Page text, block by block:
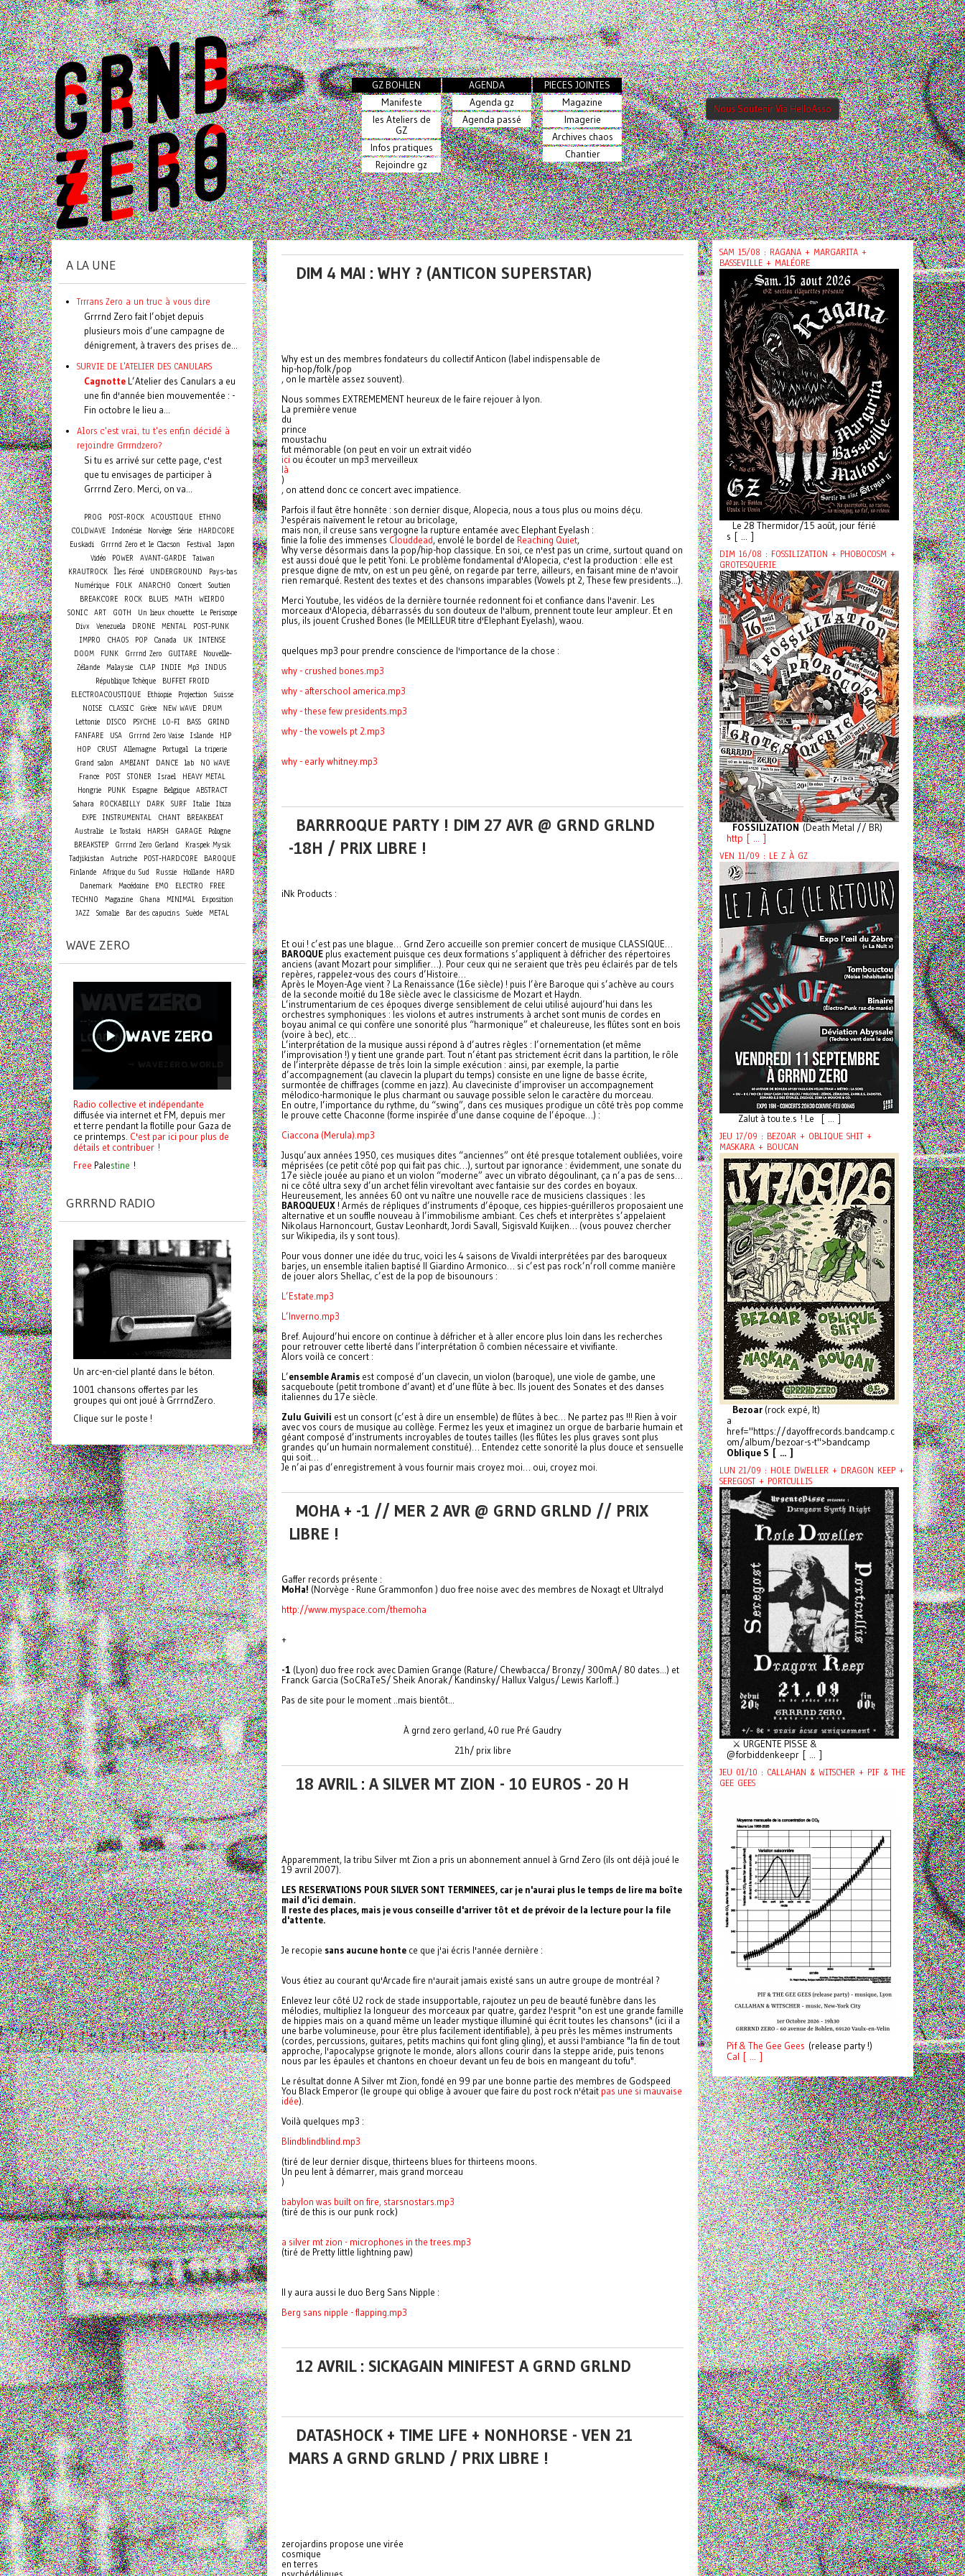
GZ BOHLEN
Manifeste
les Ateliers de
GZ
Infos pratiques
Rejoindre gz
AGENDA
Agenda gz
Agenda passé
PIECES JOINTES
Magazine
Imagerie
Archives chaos
Chantier
Nous Soutenir Via HelloAsso
DIM 4 MAI : WHY ? (ANTICON SUPERSTAR)
Why est un des membres fondateurs du collectif Anticon (label indispensable de
hip-hop/folk/pop
, on le martèle assez souvent).
Nous sommes EXTREMEMENT heureux de le faire rejouer à lyon.
La première venue
du
prince
moustachu
fut mémorable (on peut en voir un extrait vidéo
ici ou écouter un mp3 merveilleux
là
)
, on attend donc ce concert avec impatience.
Parfois il faut être honnête : son dernier disque, Alopecia, nous a tous plus ou moins déçu.
J'espérais naïvement le retour au bricolage,
mais non, il creuse sans vergogne la rupture entamée avec Elephant Eyelash :
finie la folie des immenses Clouddead, envolé le bordel de Reaching Quiet,
Why verse désormais dans la pop/hip-hop classique. En soi, ce n'est pas un crime, surtout quand on
est aussi doué que le petit Yoni. Le problème fondamental d'Alopecia, c'est la production : elle est
presque digne de mtv, on est un peu gêné, on regarde par terre, ailleurs, en faisant mine de n'avoir
rien remarqué. Restent des textes et des chansons imparables (Vowels pt 2, These few presidents...).
Merci Youtube, les vidéos de la dernière tournée redonnent foi et confiance dans l'avenir. Les
morceaux d'Alopecia, débarrassés du son douteux de l'album, prennent toute leur ampleur. Et en
plus, ils jouent Crushed Bones (le MEILLEUR titre d'Elephant Eyelash), waou.
quelques mp3 pour prendre conscience de l'importance de la chose :
why - crushed bones.mp3
why - afterschool america.mp3
why - these few presidents.mp3
why - the vowels pt 2.mp3
why - early whitney.mp3
BARRROQUE PARTY ! DIM 27 AVR @ GRND GRLND
-18H / PRIX LIBRE !
iNk Products :
Et oui ! c’est pas une blague… Grnd Zero accueille son premier concert de musique CLASSIQUE…
BAROQUE plus exactement puisque ces deux formations s’appliquent à défricher des répertoires
anciens (avant Mozart pour simplifier…). Pour ceux qui ne seraient que très peu éclairés par de tels
repères, rappelez-vous des cours d’Histoire…
Après le Moyen-Age vient ? La Renaissance (16e siècle) ! puis l’ère Baroque qui s’achève au cours
de la seconde moitié du 18e siècle avec le classicisme de Mozart et Haydn.
L’instrumentarium de ces époques diverge sensiblement de celui utilisé aujourd’hui dans les
orchestres symphoniques : les violons et autres instruments à archet sont munis de cordes en
boyau animal ce qui confère une sonorité plus “harmonique” et chaleureuse, les flûtes sont en bois
(voire à bec), etc…
L’interprétation de la musique aussi répond à d’autres règles : l’ornementation (et même
l’improvisation !) y tient une grande part. Tout n’étant pas strictement écrit dans la partition, le rôle
de l’interprète dépasse de très loin la simple exécution : ainsi, par exemple, la partie
d’accompagnement (au clavecin la plupart du temps) consiste en une ligne de basse écrite,
surmontée de chiffrages (comme en jazz). Au claveciniste d’improviser un accompagnement
mélodico-harmonique le plus charmant ou sauvage possible selon le caractère du morceau.
En outre, l’importance du rythme, du “swing”, dans ces musiques prodigue un côté très pop comme
le prouve cette Chaconne (forme inspirée d’une danse coquine de l’époque…) :
Ciaccona (Merula).mp3
Jusqu’aux années 1950, ces musiques dites “anciennes” ont été presque totalement oubliées, voire
méprisées (ce petit côté pop qui fait pas chic…), surtout par ignorance : évidemment, une sonate du
17e siècle jouée au piano et un violon “moderne” avec un vibrato dégoulinant, ça n’a pas de sens…
ni ce côté ultra sexy d’un archet félin virevoltant avec fantaisie sur des cordes en boyaux.
Heureusement, les années 60 ont vu naître une nouvelle race de musiciens classiques : les
BAROQUEUX ! Armés de répliques d’instruments d’époque, ces hippies-guérilleros proposaient une
alternative et un souffle nouveau à l’immobilisme ambiant. Ces chefs et interprètes s’appelaient
Nikolaus Harnoncourt, Gustav Leonhardt, Jordi Savall, Sigisvald Kuijken… (vous pouvez chercher
sur Wikipedia, ils y sont tous).
Pour vous donner une idée du truc, voici les 4 saisons de Vivaldi interprétées par des baroqueux
barjes, un ensemble italien baptisé Il Giardino Armonico… si c’est pas rock’n’roll comme manière
de jouer alors Shellac, c’est de la pop de bisounours :
L’Estate.mp3
L’Inverno.mp3
Bref. Aujourd’hui encore on continue à défricher et à aller encore plus loin dans les recherches
pour retrouver cette liberté dans l’interprétation ô combien nécessaire et vivifiante.
Alors voilà ce concert :
L’ensemble Aramis est composé d’un clavecin, un violon (baroque), une viole de gambe, une
sacqueboute (petit trombone d’avant) et d’une flûte à bec. Ils jouent des Sonates et des danses
italiennes du 17e siècle.
Zulu Guivili est un consort (c’est à dire un ensemble) de flûtes à bec… Ne partez pas !!! Rien à voir
avec vos cours de musique au collège. Fermez les yeux et imaginez un orgue de barbarie humain et
géant composé d’instruments incroyables de toutes tailles (les flûtes les plus graves sont plus
grandes qu’un humain normalement constitué)… Entendez cette sonorité la plus douce et sensuelle
qui soit…
Je n’ai pas d’enregistrement à vous fournir mais croyez moi… oui, croyez moi.
MOHA + -1 // MER 2 AVR @ GRND GRLND // PRIX
LIBRE !
Gaffer records présente :
MoHa! (Norvège - Rune Grammonfon ) duo free noise avec des membres de Noxagt et Ultralyd
http://www.myspace.com/themoha
+
-1 (Lyon) duo free rock avec Damien Grange (Rature/ Chewbacca/ Bronzy/ 300mA/ 80 dates...) et
Franck Garcia (SoCRaTeS/ Sheik Anorak/ Kandinsky/ Hallux Valgus/ Lewis Karloff..)
Pas de site pour le moment ..mais bientôt...
À grnd zero gerland, 40 rue Pré Gaudry
21h/ prix libre
18 AVRIL : A SILVER MT ZION - 10 EUROS - 20 H
Apparemment, la tribu Silver mt Zion a pris un abonnement annuel à Grnd Zero (ils ont déjà joué le
19 avril 2007).
LES RESERVATIONS POUR SILVER SONT TERMINEES, car je n'aurai plus le temps de lire ma boîte
mail d'ici demain.
Il reste des places, mais je vous conseille d'arriver tôt et de prévoir de la lecture pour la file
d'attente.
Je recopie sans aucune honte ce que j'ai écris l'année dernière :
Vous étiez au courant qu'Arcade fire n'aurait jamais existé sans un autre groupe de montréal ?
Enlevez leur côté U2 rock de stade insupportable, rajoutez un peu de beauté funèbre dans les
mélodies, multipliez la longueur des morceaux par quatre, gardez l'esprit "on est une grande famille
de hippies mais on a quand même un leader mystique illuminé qui écrit toutes les chansons" (ici il a
une barbe volumineuse, pour être plus facilement identifiable), à peu près les mêmes instruments
(cordes, percussions, guitares, petits machins qui font gling gling), et aussi l'ambiance "la fin de tout
approche, l'apocalypse grignote le monde, alors allons courir dans la steppe aride, puis tenons
nous par les épaules et chantons en choeur devant un feu de bois en mangeant du tofu".
Le résultat donne A Silver mt Zion, fondé en 99 par une bonne partie des membres de Godspeed
You Black Emperor (le groupe qui oblige à avouer que faire du post rock n'était pas une si mauvaise
idée).
Voilà quelques mp3 :
Blindblindblind.mp3
(tiré de leur dernier disque, thirteens blues for thirteens moons.
Un peu lent à démarrer, mais grand morceau
)
babylon was built on fire, starsnostars.mp3
(tiré de this is our punk rock)
a silver mt zion - microphones in the trees.mp3
(tiré de Pretty little lightning paw)
Il y aura aussi le duo Berg Sans Nipple :
Berg sans nipple - flapping.mp3
12 AVRIL : SICKAGAIN MINIFEST A GRND GRLND
DATASHOCK + TIME LIFE + NONHORSE - VEN 21
MARS A GRND GRLND / PRIX LIBRE !
zerojardins propose une virée
cosmique
en terres
A LA UNE
Trrrans Zero a un truc à vous dire
Grrrnd Zero fait l’objet depuis
plusieurs mois d’une campagne de
dénigrement, à travers des prises de...
SURVIE DE L'ATELIER DES CANULARS
Cagnotte L’Atelier des Canulars a eu
une fin d'année bien mouvementée : -
Fin octobre le lieu a...
Alors c'est vrai, tu t'es enfin décidé à
rejoindre Grrrndzero?
Si tu es arrivé sur cette page, c'est
que tu envisages de participer à
Grrrnd Zero. Merci, on va...
PROG POST-ROCK ACOUSTIQUE
ETHNO
COLDWAVE
Indonésie Norvège Série
HARDCORE
Euskadi
Grrrnd Zero et le Clacson Festival Japon
Vidéo
POWER AVANT-GARDE
Taiwan
KRAUTROCK
Îles Féroé UNDERGROUND
Pays-bas
Numérique
FOLK ANARCHO Concert
Soutien
BREAKCORE
ROCK BLUES MATH
WEIRDO
SONIC ART GOTH Un lieux chouette
Le Periscope
Divx
Venezuela DRONE MENTAL
POST-PUNK
IMPRO
CHAOS POP Canada UK
INTENSE
DOOM
FUNK Grrrnd Zero GUITARE
Nouvelle-
Zélande Malaysie CLAP INDIE Mp3 INDUS
République Tchèque
BUFFET FROID
ELECTROACOUSTIQUE
Ethiopie Projection
Suisse
NOISE
CLASSIC Grèce NEW WAVE
DRUM
Lettonie
DISCO PSYCHE LO-FI BASS
GRIND
FANFARE
USA Grrrnd Zero Vaise Islande
HIP
HOP
CRUST Allemagne Portugal
La triperie
Grand salon
AMBIANT DANCE lab
NO WAVE
France
POST STONER Israel
HEAVY METAL
Hongrie
PUNK Espagne Belgique
ABSTRACT
Sahara
ROCKABILLY DARK SURF Italie Ibiza
EXPE
INSTRUMENTAL CHANT
BREAKBEAT
Australie
Le Tostaki HARSH GARAGE
Pologne
BREAKSTEP
Grrrnd Zero Gerland
Kraspek Mysik
Tadjikistan
Autriche POST-HARDCORE
BAROQUE
Finlande Afrique du Sud Russie Hollande
HARD
Danemark Macédoine EMO ELECTRO
FREE
TECHNO
Magazine Ghana MINIMAL
Exposition
JAZZ Somalie Bar des capucins Suède METAL
WAVE ZERO
Radio collective et indépendante
diffusée via internet et FM, depuis mer
et terre pendant la flotille pour Gaza de
ce printemps. C'est par ici pour plus de
détails et contribuer !
Free Palestine !
GRRRND RADIO
Un arc-en-ciel planté dans le béton.
1001 chansons offertes par les
groupes qui ont joué à GrrrndZero.
Clique sur le poste !
SAM 15/08 : RAGANA + MARGARITA +
BASSEVILLE + MALÉORE
Le 28 Thermidor/15 août, jour férié
s [ ... ]
DIM 16/08 : FOSSILIZATION + PHOBOCOSM +
GROTESQUERIE
FOSSILIZATION (Death Metal // BR)
http [ ... ]
VEN 11/09 : LE Z À GZ
Zalut à tou.te.s ! Le [ ... ]
JEU 17/09 : BEZOAR + OBLIQUE SHIT +
MASKARA + BOUCAN
Bezoar (rock expé, It)
a
href="https://dayoffrecords.bandcamp.c
om/album/bezoar-s-t">bandcamp
Oblique S [ ... ]
LUN 21/09 : HOLE DWELLER + DRAGON KEEP +
SEREGOST + PORTCULLIS
⚔️ URGENTE PISSE &
@forbiddenkeepr [ ... ]
JEU 01/10 : CALLAHAN & WITSCHER + PIF & THE
GEE GEES
Pif& The Gee Gees (release party !)
Cal [ ... ]